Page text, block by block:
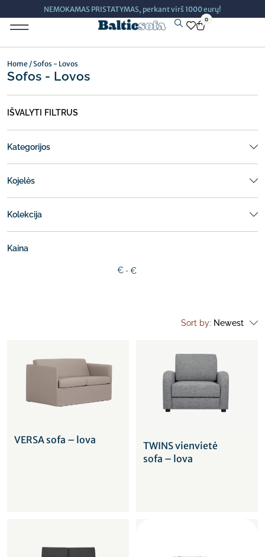
NEMOKAMAS PRISTATYMAS, perkant virš 1000 eurų!
0
Home / Sofos - Lovos
Sofos - Lovos
IŠVALYTI FILTRUS
Kategorijos
Kojelės
Kolekcija
Kaina
€ €
Sort by: Newest
VERSA sofa – lova
TWINS vienvietė
sofa – lova